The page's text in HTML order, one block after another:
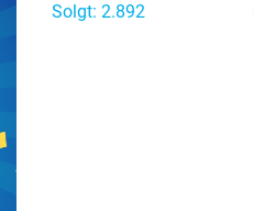
Solgt: 2.892